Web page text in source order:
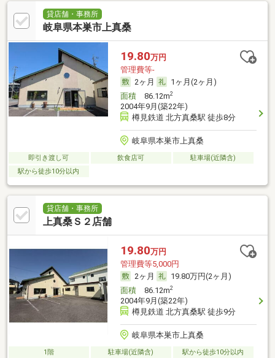
貸店舗・事務所
岐阜県本巣市上真桑
19.80万円
管理費等-
2ヶ月
1ヶ月(2ヶ月)
面積86.12m2
2004年9月(築22年)
樽見鉄道 北方真桑駅 徒歩8分
岐阜県本巣市上真桑
即引き渡し可 飲食店可
駐車場(近隣含)
駅から徒歩10分以内
貸店舗・事務所
上真桑Ｓ２店舗
19.80万円
管理費等5,000円
2ヶ月
19.80万円(2ヶ月)
面積86.12m2
2004年9月(築22年)
樽見鉄道 北方真桑駅 徒歩9分
岐阜県本巣市上真桑
1階 駐車場(近隣含) 駅から徒歩10分以内